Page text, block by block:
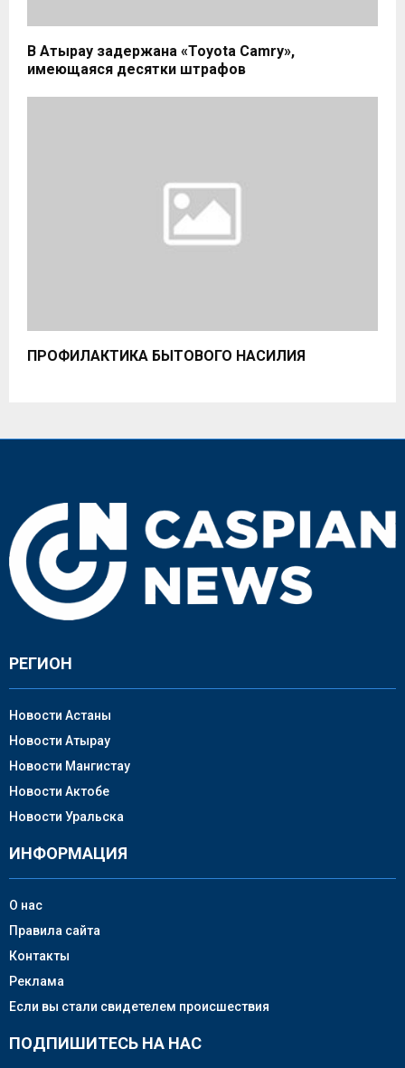
В Атырау задержана «Toyota Camry»,
имеющаяся десятки штрафов
ПРОФИЛАКТИКА БЫТОВОГО НАСИЛИЯ
РЕГИОН
Новости Астаны
Новости Атырау
Новости Мангистау
Новости Актобе
Новости Уральска
ИНФОРМАЦИЯ
О нас
Правила сайта
Контакты
Реклама
Если вы стали свидетелем происшествия
ПОДПИШИТЕСЬ НА НАС